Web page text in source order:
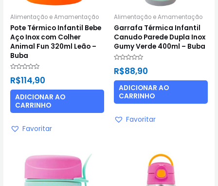
Alimentação e Amamentação
Pote Térmico Infantil Bebe
Aço Inox com Colher
Animal Fun 320ml Leão –
Buba
0
5
R$114,90
ADICIONAR AO
CARRINHO
Favoritar
Alimentação e Amamentação
Garrafa Térmica Infantil
Canudo Parede Dupla Inox
Gumy Verde 400ml – Buba
0
5
R$88,90
ADICIONAR AO
CARRINHO
Favoritar